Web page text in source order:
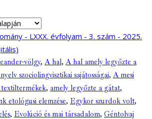
völgy, A hal, A hal amely legyőzte a
szociolingvisztikai sajátosságai, A mesi
, amely legyőzte a gátat,
etológusi elemzése, Egykor szurdok volt,
, Evolúció és mai társadalom, Géntolvaj